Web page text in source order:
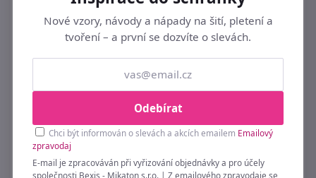
Nové vzory, návody a nápady na šití, pletení a
tvoření – a první se dozvíte o slevách.
Odebírat
Chci být informován o slevách a akcích emailem Emailový
zpravodaj
E-mail je zpracováván při vyřizování objednávky a pro účely
společnosti Bexis - Mikaton s.r.o. | Z emailového zpravodaje se